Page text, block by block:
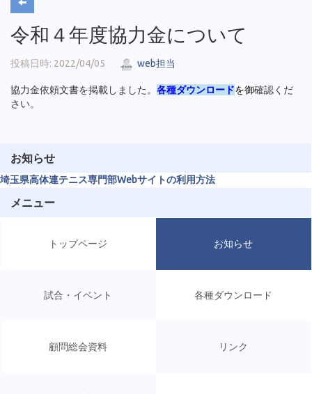
令和４年度協力金について
投稿日時: 2022/04/05 web担当
協力金依頼文書を掲載しました。 各種ダウンロードを御確認くだ
さい。
お知らせ
埼玉県高体連テニス専門部Webサイトの利用方法
メニュー
トップページ お知らせ
試合・イベント 各種ダウンロード
顧問総会資料 リンク